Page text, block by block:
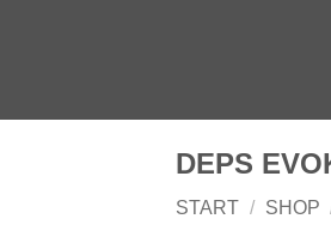
DEPS
START / SHOP